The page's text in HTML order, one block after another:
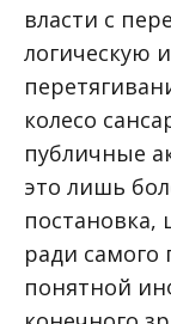
власти с
логическую
колесо
публичные
это лишь
постановка,
ради самого
понятной